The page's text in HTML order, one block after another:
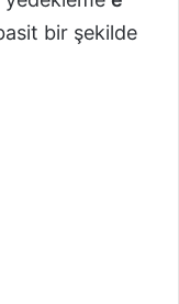
bir şekilde